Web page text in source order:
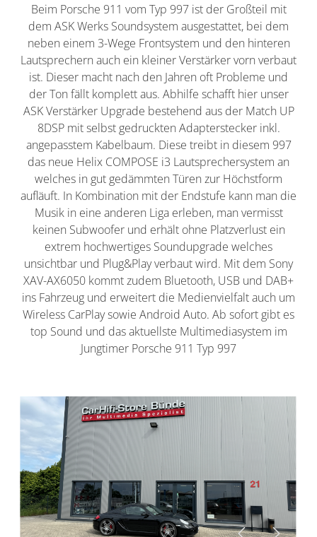
Beim Porsche 911 vom Typ 997 ist der Großteil mit
dem ASK Werks Soundsystem ausgestattet, bei dem
neben einem 3-Wege Frontsystem und den hinteren
Lautsprechern auch ein kleiner Verstärker vorn verbaut
ist. Dieser macht nach den Jahren oft Probleme und
der Ton fällt komplett aus. Abhilfe schafft hier unser
ASK Verstärker Upgrade bestehend aus der Match UP
8DSP mit selbst gedruckten Adapterstecker inkl.
angepasstem Kabelbaum. Diese treibt in diesem 997
das neue Helix COMPOSE i3 Lautsprechersystem an
welches in gut gedämmten Türen zur Höchstform
aufläuft. In Kombination mit der Endstufe kann man die
Musik in eine anderen Liga erleben, man vermisst
keinen Subwoofer und erhält ohne Platzverlust ein
extrem hochwertiges Soundupgrade welches
unsichtbar und Plug&Play verbaut wird. Mit dem Sony
XAV-AX6050 kommt zudem Bluetooth, USB und DAB+
ins Fahrzeug und erweitert die Medienvielfalt auch um
Wireless CarPlay sowie Android Auto. Ab sofort gibt es
top Sound und das aktuellste Multimediasystem im
Jungtimer Porsche 911 Typ 997